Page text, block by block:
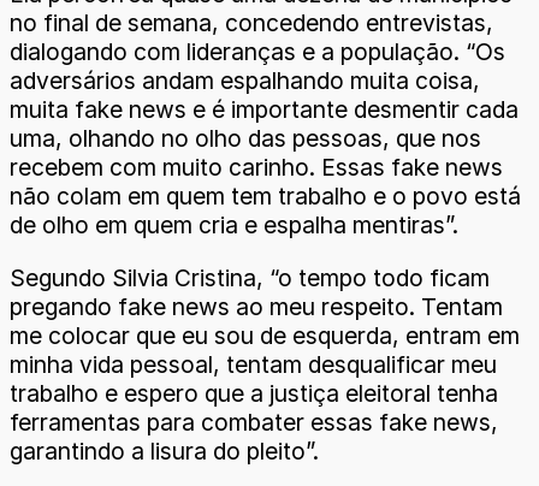
no final de semana, concedendo entrevistas,
dialogando com lideranças e a população. “Os
adversários andam espalhando muita coisa,
muita fake news e é importante desmentir cada
uma, olhando no olho das pessoas, que nos
recebem com muito carinho. Essas fake news
não colam em quem tem trabalho e o povo está
de olho em quem cria e espalha mentiras”.
Segundo Silvia Cristina, “o tempo todo ficam
pregando fake news ao meu respeito. Tentam
me colocar que eu sou de esquerda, entram em
minha vida pessoal, tentam desqualificar meu
trabalho e espero que a justiça eleitoral tenha
ferramentas para combater essas fake news,
garantindo a lisura do pleito”.